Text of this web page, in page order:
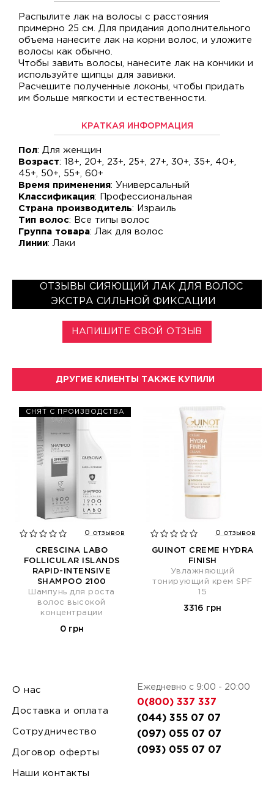
Распылите лак на волосы с расстояния
примерно 25 см. Для придания дополнительного
объема нанесите лак на корни волос, и уложите
волосы как обычно.
Чтобы завить волосы, нанесите лак на кончики и
используйте щипцы для завивки.
Расчешите полученные локоны, чтобы придать
им больше мягкости и естественности.
КРАТКАЯ ИНФОРМАЦИЯ
Пол: Для женщин
Возраст: 18+, 20+, 23+, 25+, 27+, 30+, 35+, 40+,
45+, 50+, 55+, 60+
Время применения: Универсальный
Классификация: Профессиональная
Страна производитель: Израиль
Тип волос: Все типы волос
Группа товара: Лак для волос
Линии: Лаки
ОТЗЫВЫ СИЯЮЩИЙ ЛАК ДЛЯ ВОЛОС
ЭКСТРА СИЛЬНОЙ ФИКСАЦИИ
НАПИШИТЕ СВОЙ ОТЗЫВ
ДРУГИЕ КЛИЕНТЫ ТАКЖЕ КУПИЛИ
СНЯТ С ПРОИЗВОДСТВА
0 отзывов
CRESCINA LABO
FOLLICULAR ISLANDS
RAPID-INTENSIVE
SHAMPOO 2100
Шампунь для роста
волос высокой
концентрации
0 грн
0 отзывов
GUINOT CREME HYDRA
FINISH
Увлажняющий
тонирующий крем SPF
15
3316 грн
О нас
Доставка и оплата
Сотрудничество
Договор оферты
Наши контакты
Ежедневно с 9:00 - 20:00
0(800) 337 337
(044) 355 07 07
(097) 055 07 07
(093) 055 07 07